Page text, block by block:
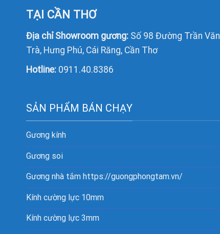
TẠI CẦN THƠ
Địa chỉ Showroom gương:Số 98 Đường Trần Văn
Trà, Hưng Phú, Cái Răng, Cần Thơ
Hotline: 0911.40.8386
SẢN PHẨM BÁN CHẠY
Gương kính
Gương soi
Gương nhà tắm https://guongphongtam.vn/
Kính cường lực 10mm
Kính cường lực 3mm